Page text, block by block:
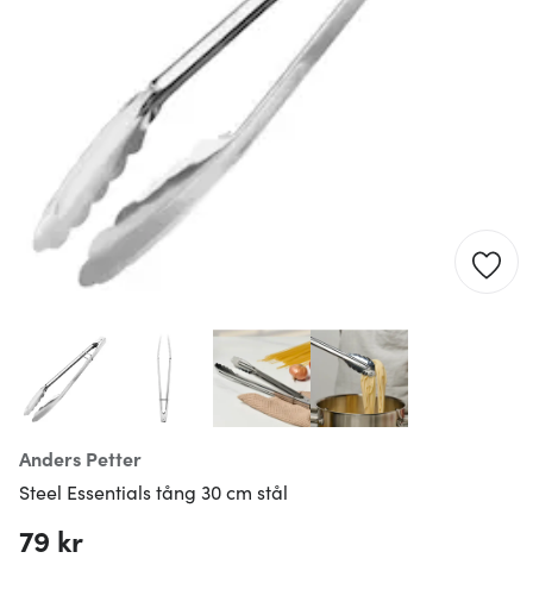
Anders Petter
Steel Essentials tång 30 cm stål
79 kr